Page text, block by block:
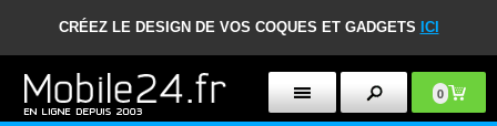
CRÉEZ LE DESIGN DE VOS COQUES ET GADGETS ICI
0